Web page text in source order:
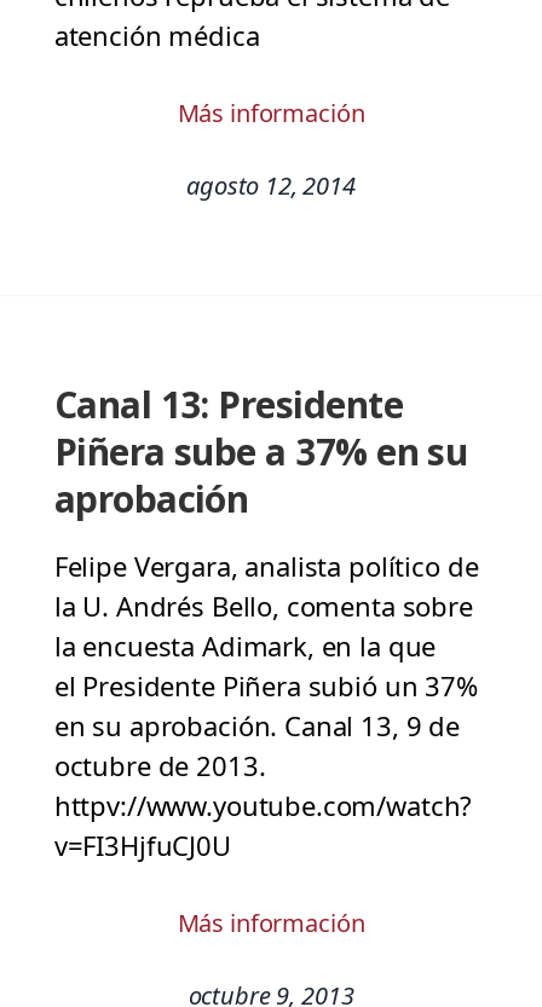
atención médica
Más información
agosto 12, 2014
Canal 13: Presidente
Piñera sube a 37% en su
aprobación
Felipe Vergara, analista político de
la U. Andrés Bello, comenta sobre
la encuesta Adimark, en la que
el Presidente Piñera subió un 37%
en su aprobación. Canal 13, 9 de
octubre de 2013.
httpv://www.youtube.com/watch?
v=FI3HjfuCJ0U
Más información
octubre 9, 2013